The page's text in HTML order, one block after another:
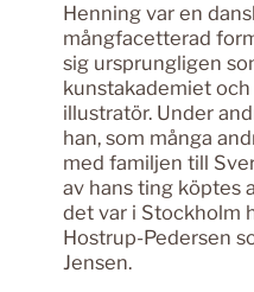
Henning var en
mångfacetterad
sig ursprungligen
kunstakademiet
illustratör. Under
han, som många
med familjen till
av hans ting köptes
det var i Stockholm
Hostrup-Pedersen
Jensen.